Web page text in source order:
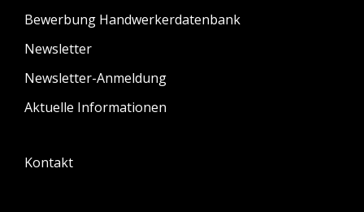
Bewerbung Handwerkerdatenbank
Newsletter
Newsletter-Anmeldung
Aktuelle Informationen
Kontakt